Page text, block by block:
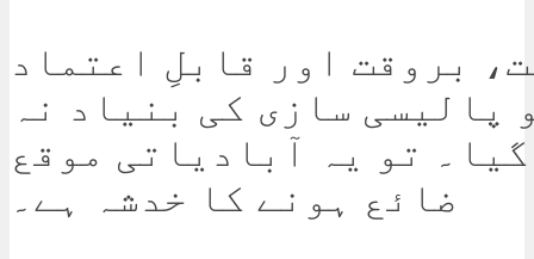
بروقت اور قابلِ اعتماد
پالیسی سازی کی بنیاد نہ
تو یہ آبادیاتی موقع
ضائع ہونے کا خدشہ ہے۔